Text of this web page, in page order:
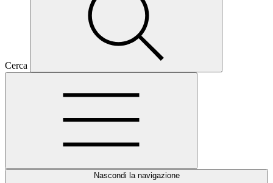
Cerca
Nascondi la navigazione